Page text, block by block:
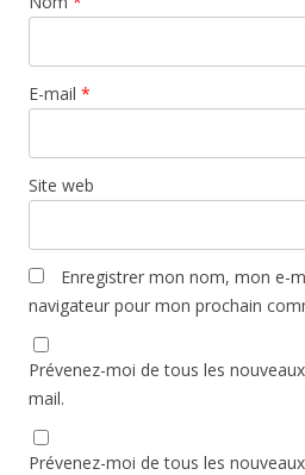
E-mail *
Site web
Enregistrer mon nom, mon e-
navigateur pour mon prochain
Prévenez-moi de tous les
mail.
Prévenez-moi de tous les